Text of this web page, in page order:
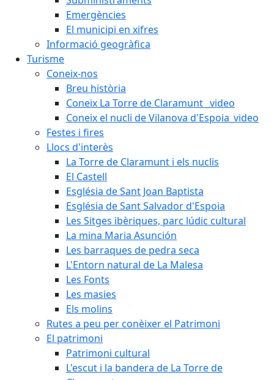
Emergències
El municipi en xifres
Informació geogràfica
Turisme
Coneix-nos
Breu història
Coneix La Torre de Claramunt _video
Coneix el nucli de Vilanova d'Espoia_video
Festes i fires
Llocs d'interès
La Torre de Claramunt i els nuclis
El Castell
Església de Sant Joan Baptista
Església de Sant Salvador d'Espoia
Les Sitges ibèriques, parc lúdic cultural
La mina Maria Asunción
Les barraques de pedra seca
L'Entorn natural de La Malesa
Les Fonts
Les masies
Els molins
Rutes a peu per conèixer el Patrimoni
El patrimoni
Patrimoni cultural
L'escut i la bandera de La Torre de